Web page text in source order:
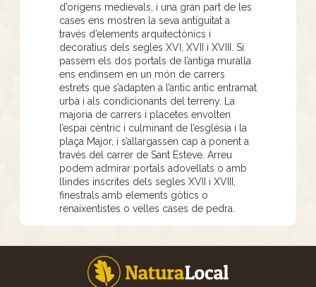
d’orígens medievals, i una gran part de les
cases ens mostren la seva antiguitat a
través d’elements arquitectònics i
decoratius dels segles XVI, XVII i XVIII. Si
passem els dos portals de l’antiga muralla
ens endinsem en un món de carrers
estrets que s’adapten a l’antic antic entramat
urbà i als condicionants del terreny. La
majoria de carrers i placetes envolten
l’espai cèntric i culminant de l’església i la
plaça Major, i s’allargassen cap a ponent a
través del carrer de Sant Esteve. Arreu
podem admirar portals adovellats o amb
llindes inscrites dels segles XVII i XVIII,
finestrals amb elements gòtics o
renaixentistes o velles cases de pedra.